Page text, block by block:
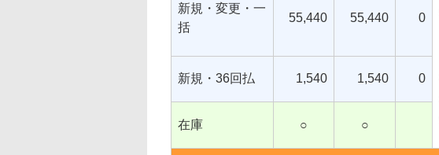
新規・変更・一
括
55,440 55,440 0
新規・36回払 1,540 1,540 0
在庫 ○ ○